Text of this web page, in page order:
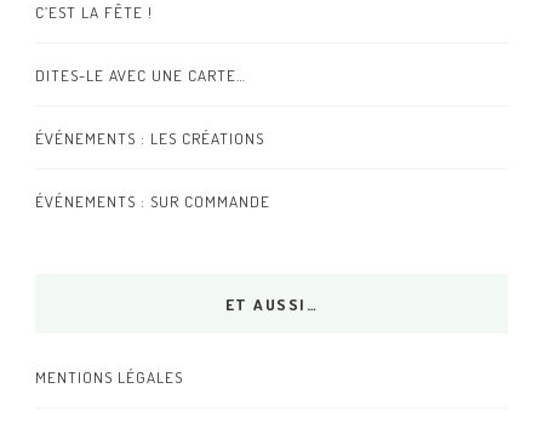
C’EST LA FÊTE !
DITES-LE AVEC UNE CARTE…
ÉVÉNEMENTS : LES CRÉATIONS
ÉVÉNEMENTS : SUR COMMANDE
ET AUSSI…
MENTIONS LÉGALES